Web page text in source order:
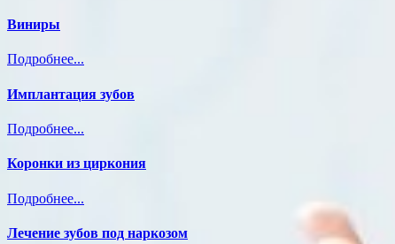
Виниры
Подробнее...
Имплантация зубов
Подробнее...
Коронки из циркония
Подробнее...
Лечение зубов под наркозом